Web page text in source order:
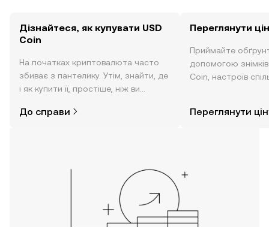
Дізнайтеся, як купувати USD
Coin
На початках криптовалюта часто
збиває з пантелику. Утім, знайти, де
і як купити її, простіше, ніж ви
за допомогою застосунку OKX для
До справи
Переглянути
Приймайте
допомогою знімків
Coin, настроїв
Переглянути